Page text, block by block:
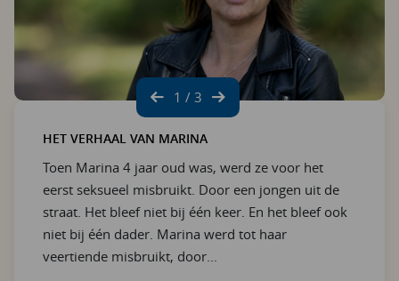
1 / 3
HET VERHAAL VAN MARINA
Toen Marina 4 jaar oud was, werd ze voor het
eerst seksueel misbruikt. Door een jongen uit de
straat. Het bleef niet bij één keer. En het bleef ook
niet bij één dader. Marina werd tot haar
veertiende misbruikt, door...